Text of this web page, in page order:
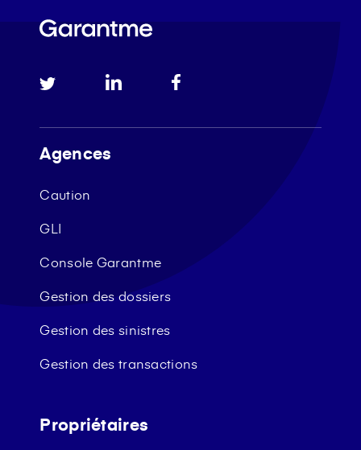
Agences
Caution
GLI
Console Garantme
Gestion des dossiers
Gestion des sinistres
Gestion des transactions
Propriétaires